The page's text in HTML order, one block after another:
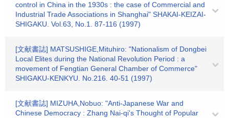
control in China in the 1930s : the case of Commercial and
Industrial Trade Associations in Shanghai" SHAKAI-KEIZAI-
SHIGAKU. Vol.63, No.1. 87-116 (1997)
[文献書誌] MATSUSHIGE,Mituhiro: "Nationalism of Dongbei
Local Elites during the National Revolution Period : a
movement of Fengtian General Chamber of Commerce"
SHIGAKU-KENKYU. No.216. 40-51 (1997)
[文献書誌] MIZUHA,Nobuo: "Anti-Japanese War and
Chinese Democracy : Zhang Nai-qi's Thought of Popular